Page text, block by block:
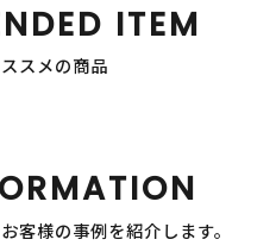
ITEM
スメの商品
客様の事例を紹介します。